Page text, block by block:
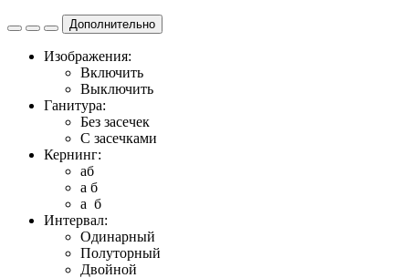
Дополнительно
Изображения:
Включить
Выключить
Ганитура:
Без засечек
С засечками
Кернинг:
aб
a б
a б
Интервал:
Одинарный
Полуторный
Двойной